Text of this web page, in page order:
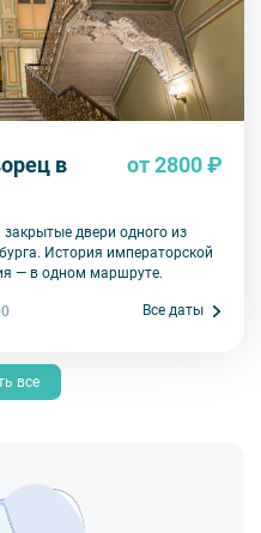
в
от 2800 ₽
двери одного из
История императорской
— в одном маршруте.
Все даты
все